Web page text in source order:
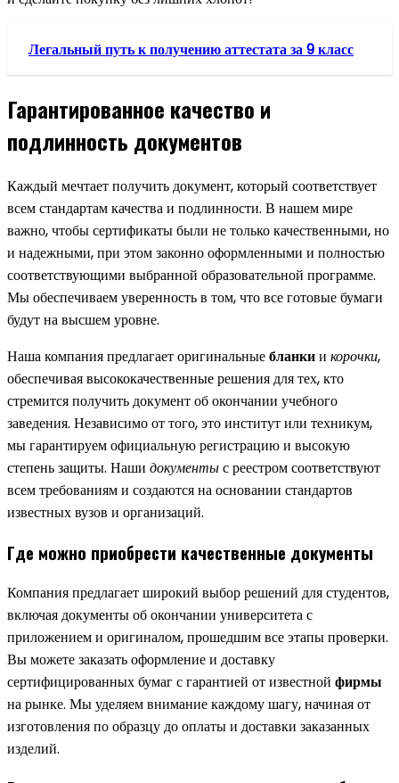
Легальный путь к получению аттестата за 9 класс
Гарантированное качество и
подлинность документов
Каждый мечтает получить документ, который соответствует
всем стандартам качества и подлинности. В нашем мире
важно, чтобы сертификаты были не только качественными, но
и надежными, при этом законно оформленными и полностью
соответствующими выбранной образовательной программе.
Мы обеспечиваем уверенность в том, что все готовые бумаги
будут на высшем уровне.
Наша компания предлагает оригинальныебланкии корочки,
обеспечивая высококачественные решения для тех, кто
стремится получить документ об окончании учебного
заведения. Независимо от того, это институт или техникум,
мы гарантируем официальную регистрацию и высокую
степень защиты. Наши документыс реестром соответствуют
всем требованиям и создаются на основании стандартов
известных вузов и организаций.
Где можно приобрести качественные документы
Компания предлагает широкий выбор решений для студентов,
включая документы об окончании университета с
приложением и оригиналом, прошедшим все этапы проверки.
Вы можете заказать оформление и доставку
сертифицированных бумаг с гарантией от известной фирмы
на рынке. Мы уделяем внимание каждому шагу, начиная от
изготовления по образцу до оплаты и доставки заказанных
изделий.